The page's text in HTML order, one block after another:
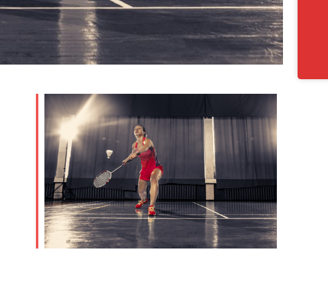
Office 365 Outlook Live